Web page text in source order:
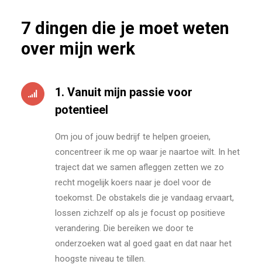
7 dingen die je moet weten
over mijn werk
1. Vanuit mijn passie voor
potentieel
Om jou of jouw bedrijf te helpen groeien,
concentreer ik me op waar je naartoe wilt. In het
traject dat we samen afleggen zetten we zo
recht mogelijk koers naar je doel voor de
toekomst. De obstakels die je vandaag ervaart,
lossen zichzelf op als je focust op positieve
verandering. Die bereiken we door te
onderzoeken wat al goed gaat en dat naar het
hoogste niveau te tillen.